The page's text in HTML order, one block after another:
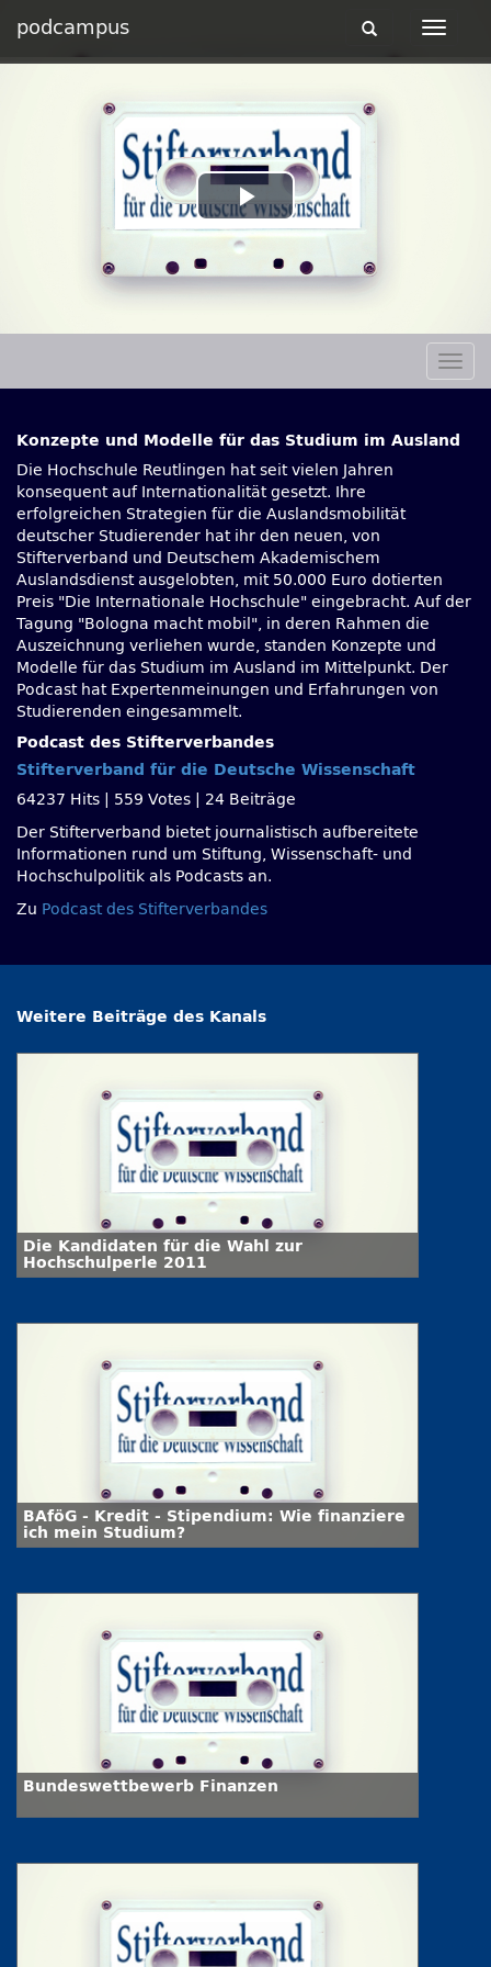
podcampus
Toggle
Toggle
Play
Video
Konzepte und Modelle für das Studium im Ausland
Die Hochschule Reutlingen hat seit vielen Jahren
konsequent auf Internationalität gesetzt. Ihre
erfolgreichen Strategien für die Auslandsmobilität
deutscher Studierender hat ihr den neuen, von
Stifterverband und Deutschem Akademischem
Auslandsdienst ausgelobten, mit 50.000 Euro dotierten
Preis
Die Internationale Hochschule
eingebracht. Auf der
Tagung
Bologna macht mobil
, in deren Rahmen die
Auszeichnung verliehen wurde, standen Konzepte und
Modelle für das Studium im Ausland im Mittelpunkt. Der
Podcast hat Expertenmeinungen und Erfahrungen von
Studierenden eingesammelt.
Podcast des Stifterverbandes
Stifterverband für die Deutsche Wissenschaft
64237 Hits
559 Votes
24 Beiträge
Der Stifterverband bietet journalistisch aufbereitete
Informationen rund um Stiftung, Wissenschaft- und
Hochschulpolitik als Podcasts an.
Zu Podcast des Stifterverbandes
Weitere Beiträge des Kanals
Die Kandidaten für die Wahl zur
Hochschulperle 2011
BAföG - Kredit - Stipendium: Wie finanziere
ich mein Studium?
Bundeswettbewerb Finanzen